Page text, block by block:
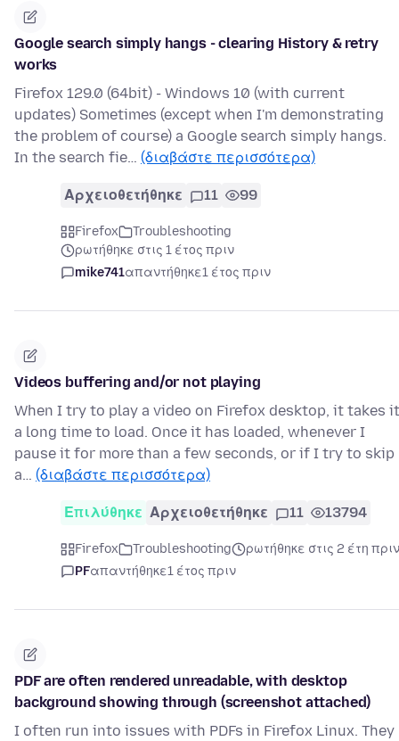
Google search simply hangs - clearing History & retry
works
Firefox 129.0 (64bit) - Windows 10 (with current
updates) Sometimes (except when I'm demonstrating
the problem of course) a Google search simply hangs.
In the search fie… (διαβάστε περισσότερα)
Αρχειοθετήθηκε 11 99
Firefox
Troubleshooting
ρωτήθηκε στις 1 έτος πριν
mike741απαντήθηκε1 έτος πριν
Videos buffering and/or not playing
When I try to play a video on Firefox desktop, it takes it
a long time to load. Once it has loaded, whenever I
pause it for more than a few seconds, or if I try to skip
a… (διαβάστε περισσότερα)
Επιλύθηκε Αρχειοθετήθηκε 11 13794
Firefox Troubleshooting
ρωτήθηκε στις 2 έτη πριν
PFαπαντήθηκε1 έτος πριν
PDF are often rendered unreadable, with desktop
background showing through (screenshot attached)
I often run into issues with PDFs in Firefox Linux. They